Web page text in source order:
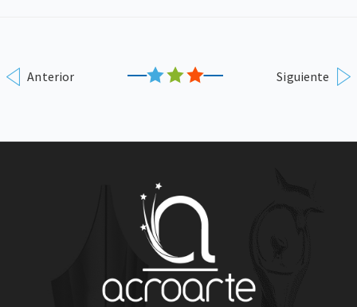
Anterior Siguiente